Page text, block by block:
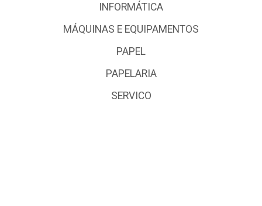
INFORMÁTICA
MÁQUINAS E EQUIPAMENTOS
PAPEL
PAPELARIA
SERVICO